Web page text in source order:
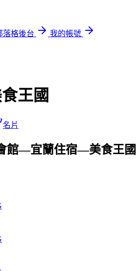
落格後台
我的帳號
王國
名片
館—宜蘭住宿—美食王國